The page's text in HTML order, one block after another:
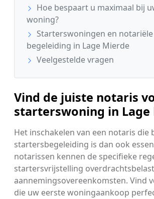
Hoe bespaart u maximaal bij
woning?
Starterswoningen en notariële
begeleiding in Lage Mierde
Veelgestelde vragen
Vind de juiste notaris
starterswoning in Lage
Het inschakelen van een notaris die
startersbegeleiding is dan ook
notarissen kennen de specifieke
startersvrijstelling
aannemingsovereenkomsten. Vind
die uw eerste woningaankoop